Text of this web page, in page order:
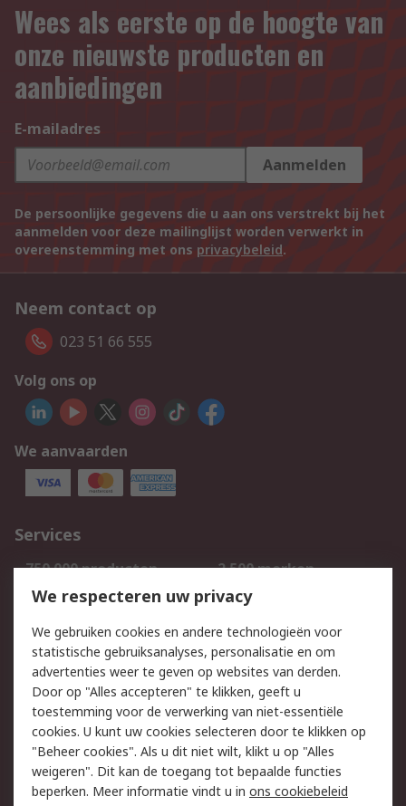
Wees als eerste op de hoogte van
onze nieuwste producten en
aanbiedingen
E-mailadres
Aanmelden
De persoonlijke gegevens die u aan ons verstrekt bij het
aanmelden voor deze mailinglijst worden verwerkt in
overeenstemming met ons privacybeleid.
Neem contact op
023 51 66 555
Volg ons op
We aanvaarden
Services
750.000 producten
2.500 merken
Bestellen
Inkoopoplossingen
Track & Trace
Wettelijk
Cookiebeleid
Email veiligheid
Privacybeleid
Websitevoorwaarden
Algemene
verkoopvoorwaarden
We respecteren uw privacy
We gebruiken cookies en andere technologieën voor
statistische gebruiksanalyses, personalisatie en om
advertenties weer te geven op websites van derden.
Door op "Alles accepteren" te klikken, geeft u
toestemming voor de verwerking van niet-essentiële
cookies. U kunt uw cookies selecteren door te klikken op
"Beheer cookies". Als u dit niet wilt, klikt u op "Alles
weigeren". Dit kan de toegang tot bepaalde functies
beperken. Meer informatie vindt u in ons cookiebeleid